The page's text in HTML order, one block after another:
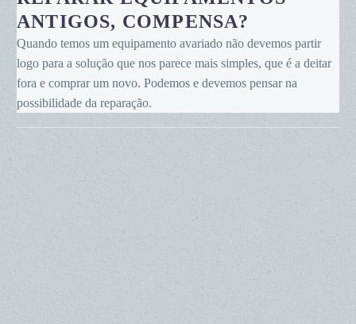
antigos,
ANTIGOS, COMPENSA?
Quando temos um equipamento avariado não devemos partir
logo para a solução que nos parece mais simples, que é a deitar
fora e comprar um novo. Podemos e devemos pensar na
possibilidade da reparação.